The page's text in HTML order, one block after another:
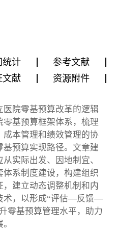
统计
参考文献
文献 资源附件
院零基预算改革的逻辑
基预算框架体系，梳理
成本管理和绩效管理的协
基预算实现路径。文章建
实际出发、因地制宜、
系制度建设，构建组织
建立动态调整机制和内
术，以形成“评估—反馈—
零基预算管理水平，助力